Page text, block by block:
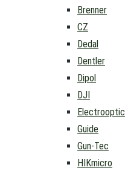
Brenner
CZ
Dedal
Dentler
Dipol
DJI
Electrooptic
Guide
Gun-Tec
HIKmicro